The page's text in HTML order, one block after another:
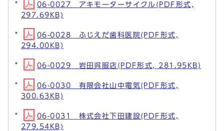
06-0027 アキモーターサイクル(PDF形式,
297.69KB)
06-0028 ふじえだ歯科医院(PDF形式,
294.00KB)
06-0029 岩田呉服店(PDF形式, 281.95KB)
06-0030 有限会社山中電気(PDF形式,
300.63KB)
06-0031 株式会社下田建設(PDF形式,
279.54KB)